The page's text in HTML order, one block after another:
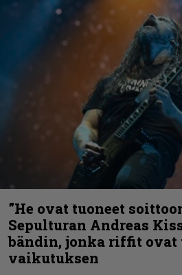
”He ovat tuoneet
Sepulturan Andreas
bändin, jonka riffit ovat
vaikutuksen